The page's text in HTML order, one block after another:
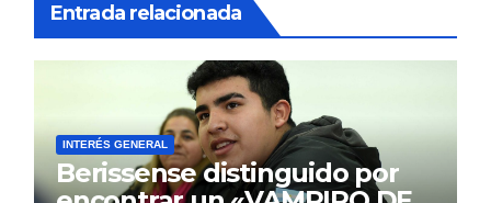
Entrada relacionada
INTERÉS GENERAL
Berissense distinguido por